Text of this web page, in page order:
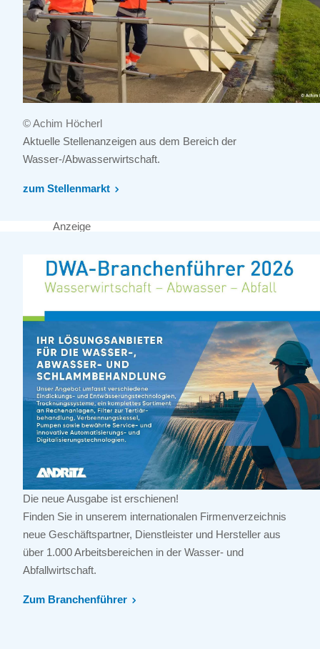
© Achim Höcherl
Aktuelle Stellenanzeigen aus dem Bereich der
Wasser-/Abwasserwirtschaft.
zum Stellenmarkt
Anzeige
Die neue Ausgabe ist erschienen!
Finden Sie in unserem internationalen Firmenverzeichnis
neue Geschäftspartner, Dienstleister und Hersteller aus
über 1.000 Arbeitsbereichen in der Wasser- und
Abfallwirtschaft.
Zum Branchenführer